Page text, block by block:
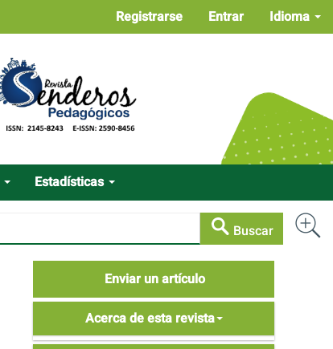
Idioma
Registrarse Entrar
Estadísticas
Buscar
un
artículo
Enviar un artículo
Acerca de esta revista